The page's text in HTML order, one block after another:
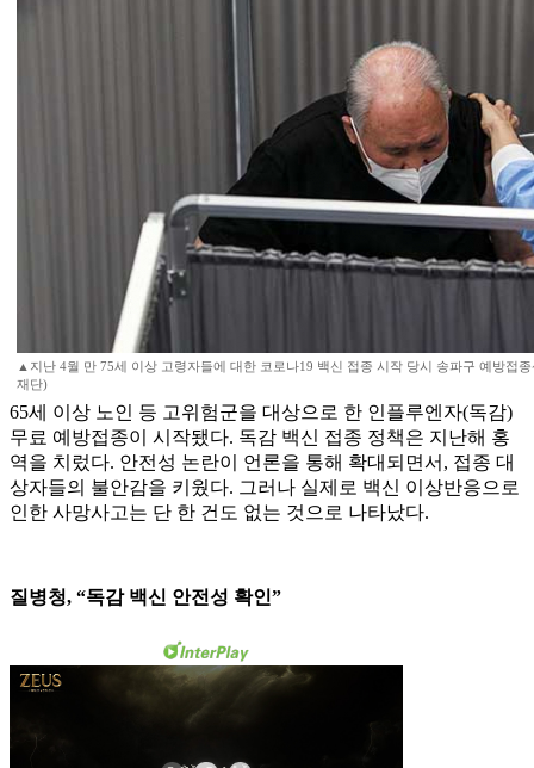
▲지난 4월 만 75세 이상 고령자들에 대한 코로나19 백신 접종 시작 당시 송파구 예방접
재단)
65세 이상 노인 등 고위험군을 대상으로 한 인플루엔자(독감)
무료 예방접종이 시작됐다. 독감 백신 접종 정책은 지난해 홍
역을 치렀다. 안전성 논란이 언론을 통해 확대되면서, 접종 대
상자들의 불안감을 키웠다. 그러나 실제로 백신 이상반응으로
인한 사망사고는 단 한 건도 없는 것으로 나타났다.
질병청, “독감 백신 안전성 확인”